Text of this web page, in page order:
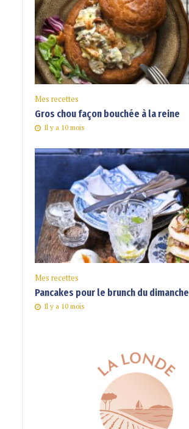
Mes recettes
Gros chou façon bouchée à la reine
Il y a 10 mois
Mes recettes
Pancakes pour le brunch du dimanche
Il y a 10 mois